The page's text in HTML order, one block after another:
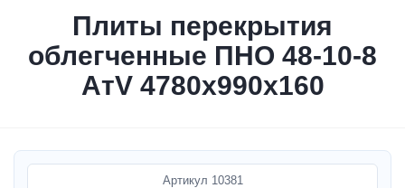
Плиты перекрытия
облегченные ПНО 48-10-8
АтV 4780х990х160
Артикул 10381